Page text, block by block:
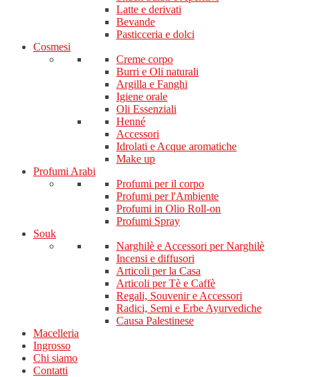
Latte e derivati
Bevande
Pasticceria e dolci
Cosmesi
Creme corpo
Burri e Oli naturali
Argilla e Fanghi
Igiene orale
Oli Essenziali
Henné
Accessori
Idrolati e Acque aromatiche
Make up
Profumi Arabi
Profumi per il corpo
Profumi per l'Ambiente
Profumi in Olio Roll-on
Profumi Spray
Souk
Narghilè e Accessori per Narghilè
Incensi e diffusori
Articoli per la Casa
Articoli per Tè e Caffè
Regali, Souvenir e Accessori
Radici, Semi e Erbe Ayurvediche
Causa Palestinese
Macelleria
Ingrosso
Chi siamo
Contatti